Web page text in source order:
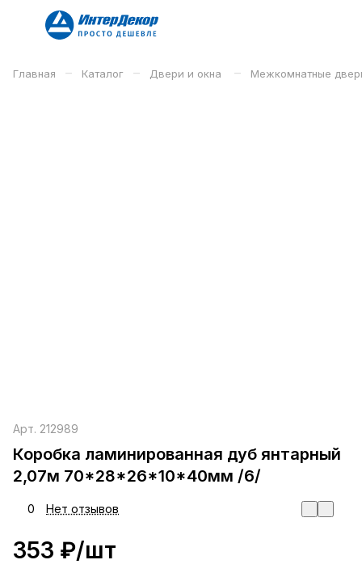
Главная – Каталог – Двери и окна – Межкомнатные
Арт. 212989
Коробка ламинированная дуб янтарный
2,07м 70*28*26*10*40мм /6/
0 Нет отзывов
353 ₽/шт